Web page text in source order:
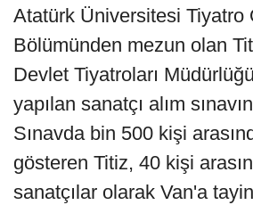
Atatürk Üniversitesi Tiyatro
Bölümünden mezun olan
Devlet Tiyatroları
yapılan sanatçı alım
Sınavda bin 500 kişi
gösteren Titiz, 40 kişi
sanatçılar olarak Van'a